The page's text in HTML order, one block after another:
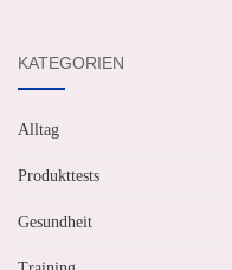
KATEGORIEN
Alltag
Produkttests
Gesundheit